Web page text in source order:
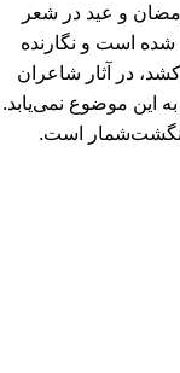
و عید در شعر
شده است و نگارنده
در آثار شاعران
این موضوع نمى‏‌یابد.
انگشت‏‌شمار است.